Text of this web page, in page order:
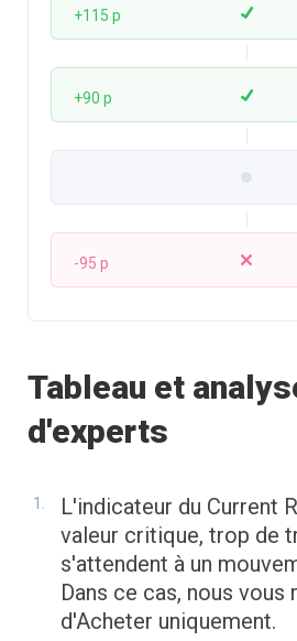
+115 p
+90 p
-95 p
Tableau et
d'experts
L'indicateur du Current
valeur critique, trop de
s'attendent à un
Dans ce cas, nous vous
d'Acheter uniquement.